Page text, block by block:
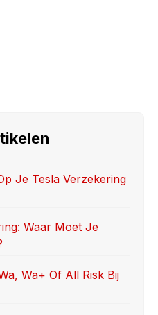
Je Tesla Verzekering
Waar Moet Je
Wa+ Of All Risk Bij